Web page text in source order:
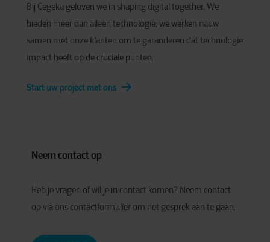
Bij Cegeka geloven we in shaping digital together. We
bieden meer dan alleen technologie; we werken nauw
samen met onze klanten om te garanderen dat technologie
impact heeft op de cruciale punten.
Start uw project met ons
Neem contact op
Heb je vragen of wil je in contact komen? Neem contact
op via ons contactformulier om het gesprek aan te gaan.